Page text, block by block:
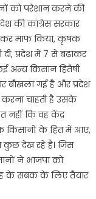
को परेशान करने की
की कांग्रेस सरकार
कर माफ किया, कृषक
प्रदेश में 7 से बढ़ाकर
अन्य किसान हितैषी
बौखला गई है और प्रदेश
चाहती है उसके
नहीं कि वह केंद्र
किसानों के हित में आए,
कुछ देख रहे है। जिस
ने भाजपा को
के सबक के लिए तैयार